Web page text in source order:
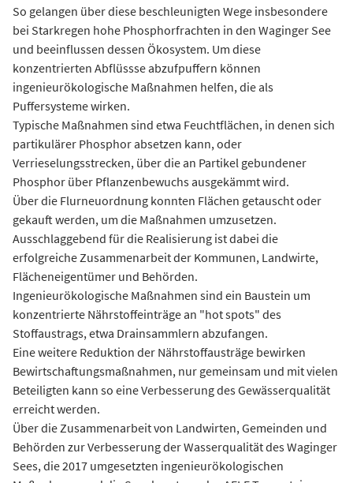
So gelangen über diese beschleunigten Wege insbesondere
bei Starkregen hohe Phosphorfrachten in den Waginger See
und beeinflussen dessen Ökosystem. Um diese
konzentrierten Abflüssse abzufpuffern können
ingenieurökologische Maßnahmen helfen, die als
Puffersysteme wirken.
Typische Maßnahmen sind etwa Feuchtflächen, in denen sich
partikulärer Phosphor absetzen kann, oder
Verrieselungsstrecken, über die an Partikel gebundener
Phosphor über Pflanzenbewuchs ausgekämmt wird.
Über die Flurneuordnung konnten Flächen getauscht oder
gekauft werden, um die Maßnahmen umzusetzen.
Ausschlaggebend für die Realisierung ist dabei die
erfolgreiche Zusammenarbeit der Kommunen, Landwirte,
Flächeneigentümer und Behörden.
Ingenieurökologische Maßnahmen sind ein Baustein um
konzentrierte Nährstoffeinträge an "hot spots" des
Stoffaustrags, etwa Drainsammlern abzufangen.
Eine weitere Reduktion der Nährstoffausträge bewirken
Bewirtschaftungsmaßnahmen, nur gemeinsam und mit vielen
Beteiligten kann so eine Verbesserung des Gewässerqualität
erreicht werden.
Über die Zusammenarbeit von Landwirten, Gemeinden und
Behörden zur Verbesserung der Wasserqualität des Waginger
Sees, die 2017 umgesetzten ingenieurökologischen